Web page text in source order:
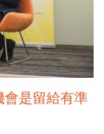
會是留給有準